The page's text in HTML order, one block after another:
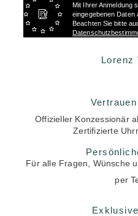
Mit Ihrer Anmeldung
eingegebenen Daten
Beachten Sie bitte
Lorenz
Offizieller Konzessionär
Zertifizierte
Für alle Fragen, Wünsche
per